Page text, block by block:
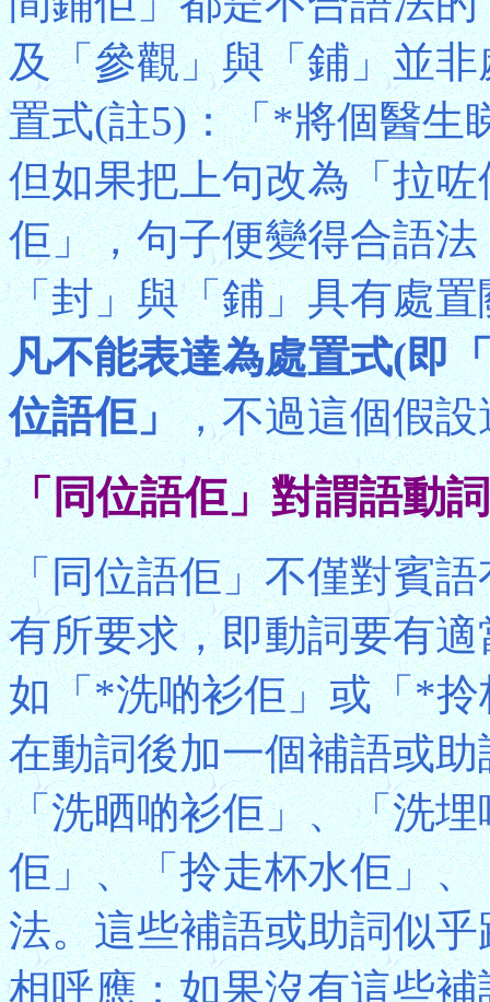
及「參觀」與「鋪」並
置式(註5)：「*將個醫生
但如果把上句改為「拉
佢」，句子便變得合語
「封」與「鋪」具有處
凡不能表達為處置式(即
位語佢」，不過這個假
「同位語佢」對謂語動
「同位語佢」不僅對賓
有所要求，即動詞要有
如「*洗啲衫佢」或「*
在動詞後加一個補語或
「洗晒啲衫佢」、「洗
佢」、「拎走杯水佢」
法。這些補語或助詞似
相呼應：如果沒有這些